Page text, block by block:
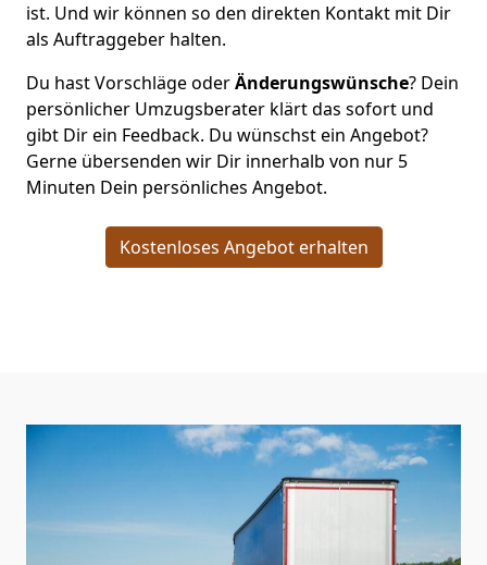
ist. Und wir können so den direkten Kontakt mit Dir
als Auftraggeber halten.
Du hast Vorschläge oderÄnderungswünsche? Dein
persönlicher Umzugsberater klärt das sofort und
gibt Dir ein Feedback. Du wünschst ein Angebot?
Gerne übersenden wir Dir innerhalb von nur 5
Minuten Dein persönliches Angebot.
Kostenloses Angebot erhalten